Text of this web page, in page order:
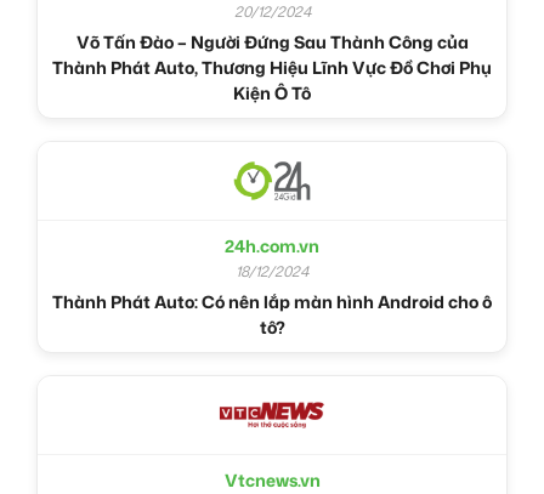
20/12/2024
Võ Tấn Đào – Người Đứng Sau Thành Công của
Thành Phát Auto, Thương Hiệu Lĩnh Vực Đồ Chơi Phụ
Kiện Ô Tô
24h.com.vn
18/12/2024
Thành Phát Auto: Có nên lắp màn hình Android cho ô
tô?
Vtcnews.vn